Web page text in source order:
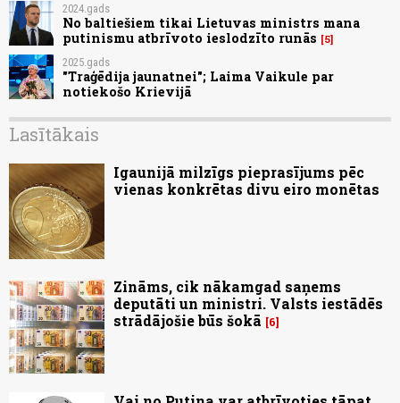
2024.gads
No baltiešiem tikai Lietuvas ministrs mana
putinismu atbrīvoto ieslodzīto runās
5
2025.gads
"Traģēdija jaunatnei"; Laima Vaikule par
notiekošo Krievijā
Lasītākais
Igaunijā milzīgs pieprasījums pēc
vienas konkrētas divu eiro monētas
Zināms, cik nākamgad saņems
deputāti un ministri. Valsts iestādēs
strādājošie būs šokā
6